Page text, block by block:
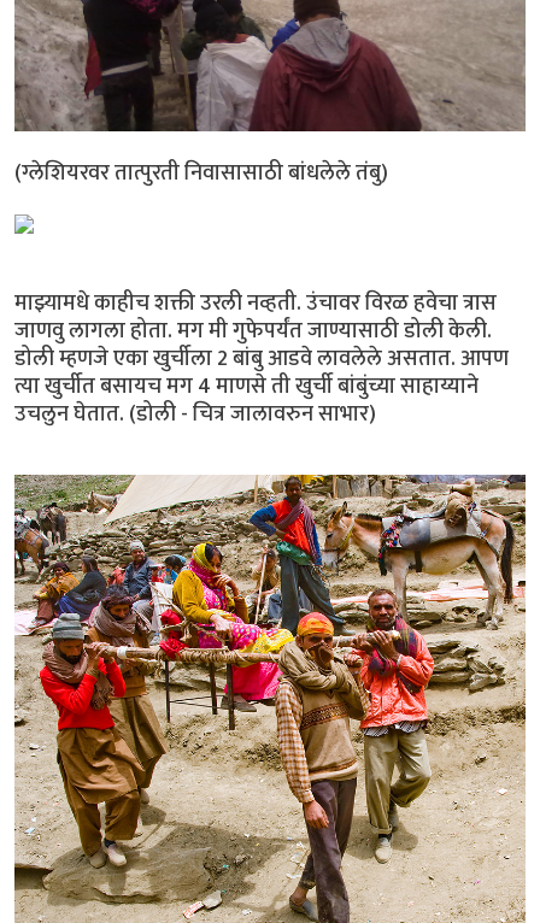
(ग्लेशियरवर तात्पुरती निवासासाठी बांधलेले तंबु)
माझ्यामधे काहीच शक्ती उरली नव्हती. उंचावर विरळ हवेचा त्रास
जाणवु लागला होता. मग मी गुफेपर्यंत जाण्यासाठी डोली केली.
डोली म्हणजे एका खुर्चीला 2 बांबु आडवे लावलेले असतात. आपण
त्या खुर्चीत बसायच मग 4 माणसे ती खुर्ची बांबुंच्या साहाय्याने
उचलुन घेतात. (डोली - चित्र जालावरुन साभार)